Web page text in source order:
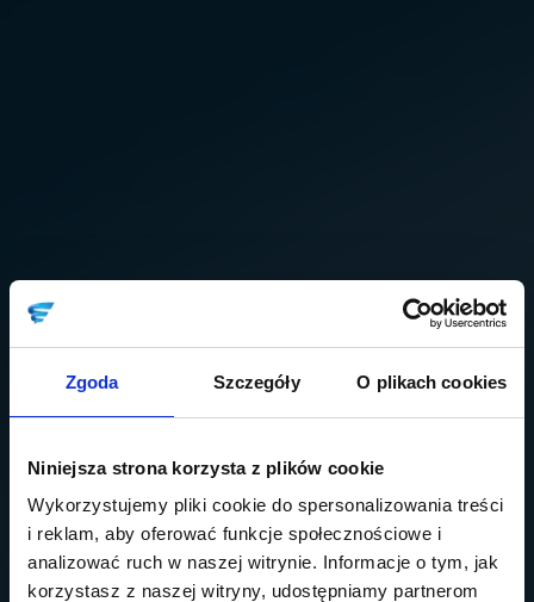
Zgoda Szczegóły O plikach cookies
Niniejsza strona korzysta z plików cookie
Wykorzystujemy pliki cookie do spersonalizowania treści
i reklam, aby oferować funkcje społecznościowe i
analizować ruch w naszej witrynie. Informacje o tym, jak
korzystasz z naszej witryny, udostępniamy partnerom